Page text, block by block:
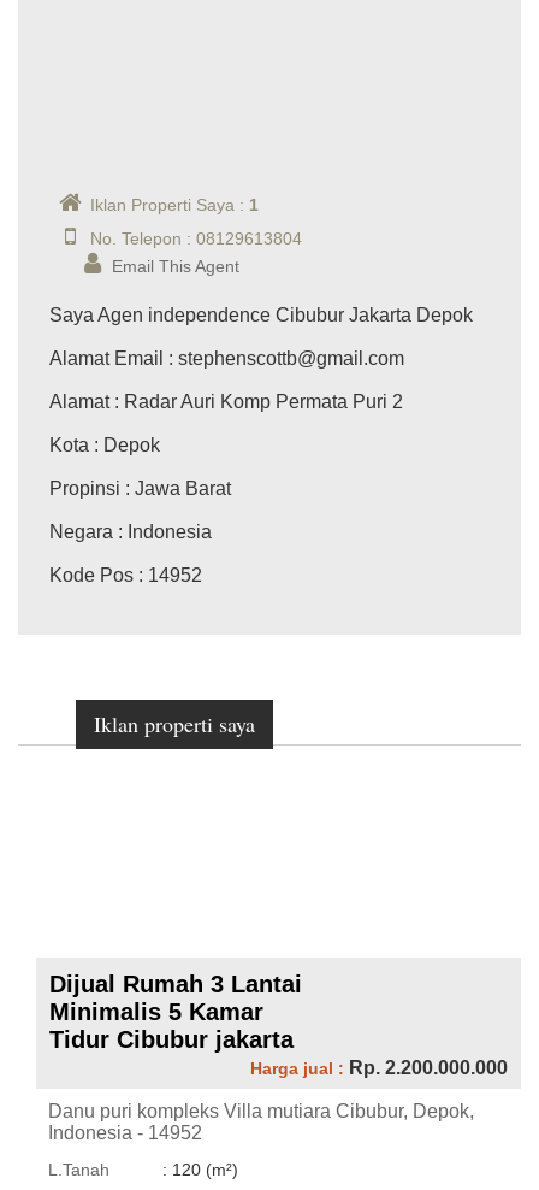
Iklan Properti Saya : 1
No. Telepon : 08129613804
Email This Agent
Saya Agen independence Cibubur Jakarta Depok
Alamat Email : stephenscottb@gmail.com
Alamat: Radar Auri Komp Permata Puri 2
Kota : Depok
Propinsi : Jawa Barat
Negara : Indonesia
Kode Pos : 14952
Iklan properti saya
Dijual Rumah 3 Lantai
Minimalis 5 Kamar
Tidur Cibubur jakarta
Harga jual : Rp. 2.200.000.000
Danu puri kompleks Villa mutiara Cibubur, Depok,
Indonesia - 14952
L.Tanah
: 120 (m²)